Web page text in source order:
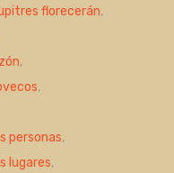
florecerán,
,
,
personas,
lugares,